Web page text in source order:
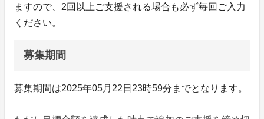
ますので、2回以上ご支援される場合も必ず毎回ご入力
ください。
募集期間
募集期間は2025年05月22日23時59分までとなります。